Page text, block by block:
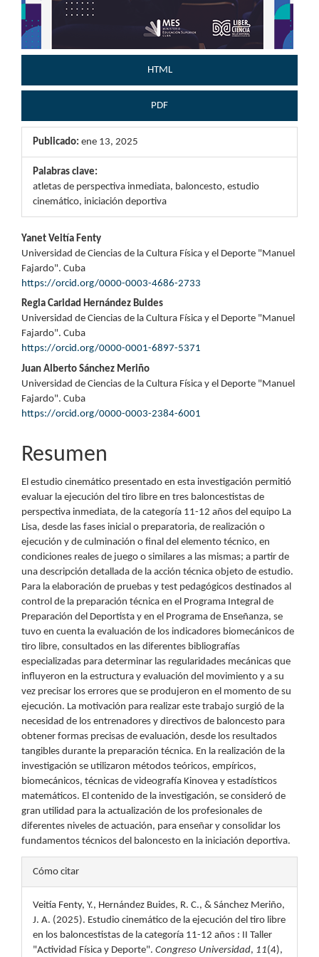
HTML
PDF
Publicado: ene 13, 2025
Palabras clave:
atletas de perspectiva inmediata, baloncesto, estudio
cinemático, iniciación deportiva
Contenido
principal
del
artículo
Yanet Veitía Fenty
Universidad de Ciencias de la Cultura Física y el Deporte "Manuel
Fajardo". Cuba
https://orcid.org/0000-0003-4686-2733
Regla Caridad Hernández Buides
Universidad de Ciencias de la Cultura Física y el Deporte "Manuel
Fajardo". Cuba
https://orcid.org/0000-0001-6897-5371
Juan Alberto Sánchez Meriño
Universidad de Ciencias de la Cultura Física y el Deporte "Manuel
Fajardo". Cuba
https://orcid.org/0000-0003-2384-6001
Resumen
El estudio cinemático presentado en esta investigación permitió
evaluar la ejecución del tiro libre en tres baloncestistas de
perspectiva inmediata, de la categoría 11-12 años del equipo La
Lisa, desde las fases inicial o preparatoria, de realización o
ejecución y de culminación o final del elemento técnico, en
condiciones reales de juego o similares a las mismas; a partir de
una descripción detallada de la acción técnica objeto de estudio.
Para la elaboración de pruebas y test pedagógicos destinados al
control de la preparación técnica en el Programa Integral de
Preparación del Deportista y en el Programa de Enseñanza, se
tuvo en cuenta la evaluación de los indicadores biomecánicos de
tiro libre, consultados en las diferentes bibliografías
especializadas para determinar las regularidades mecánicas que
influyeron en la estructura y evaluación del movimiento y a su
vez precisar los errores que se produjeron en el momento de su
ejecución. La motivación para realizar este trabajo surgió de la
necesidad de los entrenadores y directivos de baloncesto para
obtener formas precisas de evaluación, desde los resultados
tangibles durante la preparación técnica. En la realización de la
investigación se utilizaron métodos teóricos, empíricos,
biomecánicos, técnicas de videografía Kinovea y estadísticos
matemáticos. El contenido de la investigación, se consideró de
gran utilidad para la actualización de los profesionales de
diferentes niveles de actuación, para enseñar y consolidar los
fundamentos técnicos del baloncesto en la iniciación deportiva.
Detalles
del
artículo
Cómo citar
Veitía Fenty, Y., Hernández Buides, R. C., & Sánchez Meriño,
J. A. (2025). Estudio cinemático de la ejecución del tiro libre
en los baloncestistas de la categoría 11-12 años : II Taller
"Actividad Física y Deporte". Congreso Universidad, 11(4),